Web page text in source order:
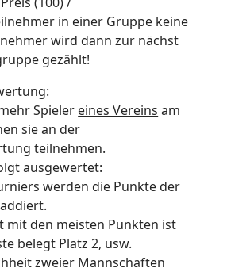
in einer Gruppe keine
wird dann zur nächst
gezählt!
Spieler eines Vereins am
sie an der
teilnehmen.
ausgewertet:
werden die Punkte der
mit den meisten Punkten ist
belegt Platz 2, usw.
zweier Mannschaften